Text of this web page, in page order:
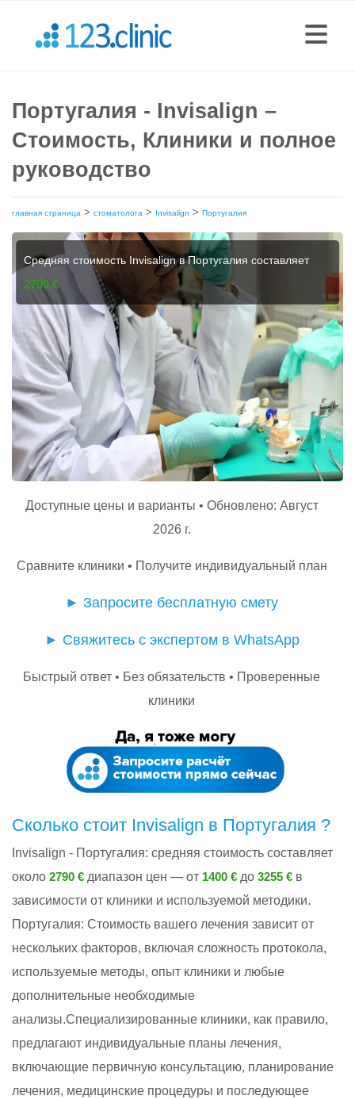
Португалия - Invisalign –
Стоимость, Клиники и полное
руководство
главная страница > стоматолога > Invisalign > Португалия
Средняя стоимость Invisalign в Португалия составляет
2790 €
Доступные цены и варианты • Обновлено: Август
2026 г.
Сравните клиники • Получите индивидуальный план
► Запросите бесплатную смету
► Свяжитесь с экспертом в WhatsApp
Быстрый ответ • Без обязательств • Проверенные
клиники
Сколько стоит Invisalign в Португалия ?
Invisalign - Португалия: cредняя стоимость составляет
около 2790 € диапазон цен — от 1400 € до 3255 € в
зависимости от клиники и используемой методики.
Португалия: Стоимость вашего лечения зависит от
нескольких факторов, включая сложность протокола,
используемые методы, опыт клиники и любые
дополнительные необходимые
анализы.Специализированные клиники, как правило,
предлагают индивидуальные планы лечения,
включающие первичную консультацию, планирование
лечения, медицинские процедуры и последующее